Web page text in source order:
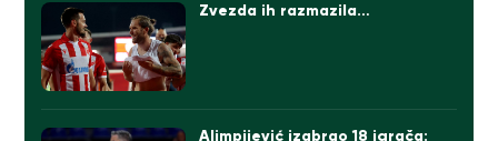
Zvezda ih razmazila…
Alimpijević izabrao 18 igrača: